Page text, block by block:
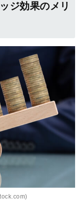
ジ効果のメリ